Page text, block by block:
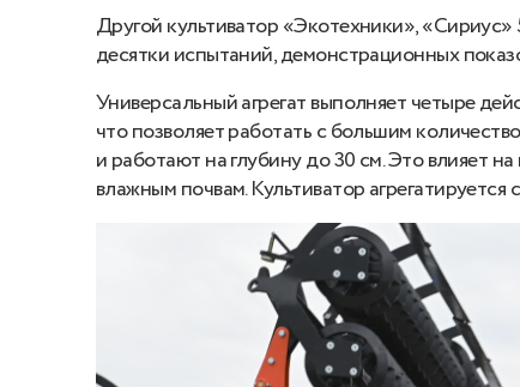
Другой культиватор «Экотехники»,
десятки испытаний, демонстрационных
Универсальный агрегат выполняет четыре
что позволяет работать с большим
и работают на глубину до 30 см. Это влияет
влажным почвам. Культиватор